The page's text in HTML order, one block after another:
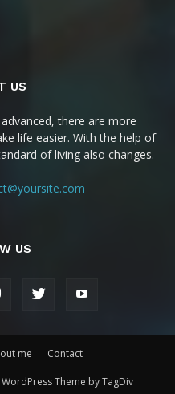
US
there are more
life easier. With the help of
of living also changes.
US
me Contact
Theme by TagDiv